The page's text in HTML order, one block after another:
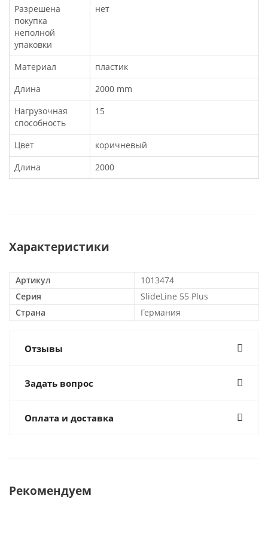
Разрешена
покупка
неполной
упаковки
нет
Материал
пластик
Длина
2000 mm
Нагрузочная
способность
15
Цвет
коричневый
Длина
2000
Характеристики
Артикул
1013474
Серия
SlideLine 55 Plus
Страна
Германия
Отзывы
Задать вопрос
Оплата и доставка
Рекомендуем